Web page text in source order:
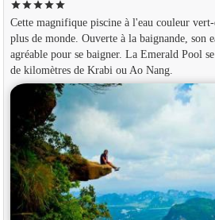
starstarstarstarstar
Cette magnifique piscine à l'eau couleur
plus de monde. Ouverte à la baignande, son
agréable pour se baigner. La Emerald Pool
de kilomètres de Krabi ou Ao Nang.